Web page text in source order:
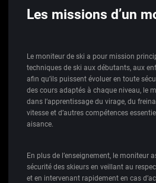
Les missions d’un
Le moniteur de ski a pour mission
techniques de ski aux débutants, aux
afin qu’ils puissent évoluer en toute
des cours adaptés à chaque niveau, le
dans l’apprentissage du virage, du
vitesse et d’autres compétences
aisance.
En plus de l’enseignement, le moniteur
sécurité des skieurs en veillant au
et en intervenant rapidement en cas